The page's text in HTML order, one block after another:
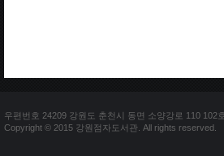
우편번호 24209 강원도 춘천시 동면 소양강로 110 102
Copyright © 2015 강원점자도서관. All rights reserved.